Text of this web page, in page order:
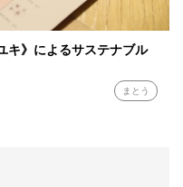
キ》によるサステナブル
まとう